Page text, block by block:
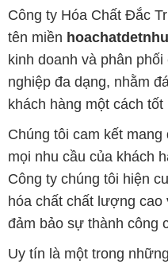
Công ty Hóa Chất Đắc
tên miền
kinh doanh và phân
nghiệp đa dạng, nhằm
khách hàng một cách tốt
Chúng tôi cam kết
mọi nhu cầu của khách
Công ty chúng tôi hiện
hóa chất chất lượng
đảm bảo sự thành công
Uy tín là một trong